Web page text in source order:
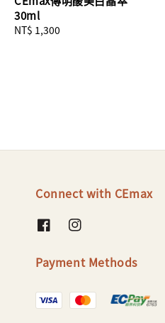
30ml
Regular
NT$ 1,300
Connect with CEmax
Payment Methods